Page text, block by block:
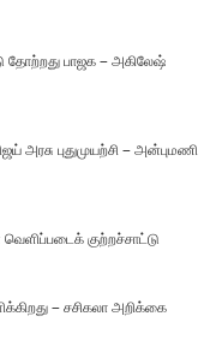
தோற்றது பாஜக – அகிலேஷ்
அரசு புதுமுயற்சி – அன்புமணி
குற்றச்சாட்டு
– சசிகலா அறிக்கை